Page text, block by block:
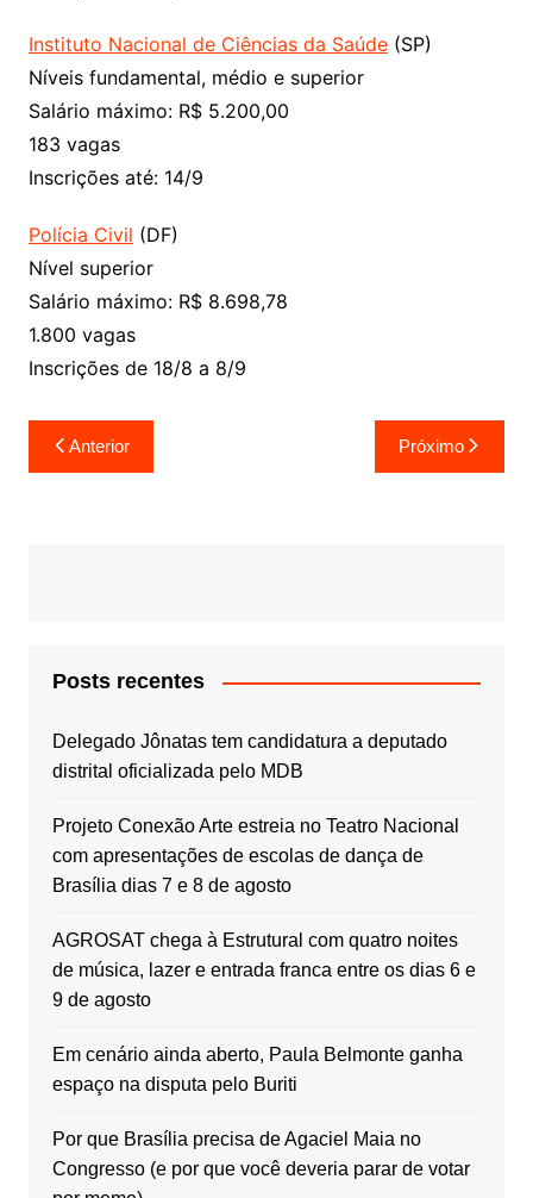
Instituto Nacional de Ciências da Saúde(SP)
Níveis fundamental, médio e superior
Salário máximo: R$‎ 5.200,00
183 vagas
Inscrições até: 14/9
Polícia Civil (DF)
Nível superior
Salário máximo: R$ 8.698,78
1.800 vagas
Inscrições de 18/8 a 8/9
Navegação
de
Anterior Próximo
Posts recentes
Delegado Jônatas tem candidatura a deputado
distrital oficializada pelo MDB
Projeto Conexão Arte estreia no Teatro Nacional
com apresentações de escolas de dança de
Brasília dias 7 e 8 de agosto
AGROSAT chega à Estrutural com quatro noites
de música, lazer e entrada franca entre os dias 6 e
9 de agosto
Em cenário ainda aberto, Paula Belmonte ganha
espaço na disputa pelo Buriti
Por que Brasília precisa de Agaciel Maia no
Congresso (e por que você deveria parar de votar